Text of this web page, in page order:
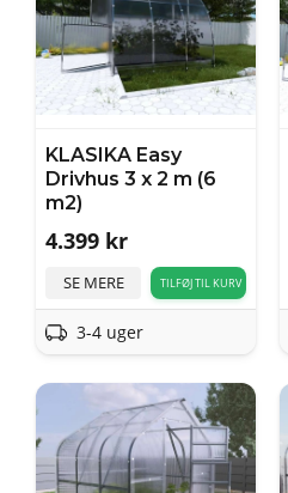
KLASIKA Easy
Drivhus 3 x 2 m (6
m2)
4.399 kr
SE MERE TILFØJ TIL KURV
3-4 uger